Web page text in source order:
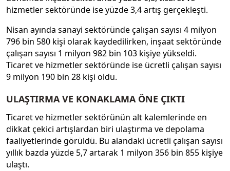
hizmetler sektöründe ise yüzde 3,4 artış gerçekleşti.
Nisan ayında sanayi sektöründe çalışan sayısı 4 milyon
796 bin 580 kişi olarak kaydedilirken, inşaat sektöründe
çalışan sayısı 1 milyon 982 bin 103 kişiye yükseldi.
Ticaret ve hizmetler sektöründe ise ücretli çalışan sayısı
9 milyon 190 bin 28 kişi oldu.
ULAŞTIRMA VE KONAKLAMA ÖNE ÇIKTI
Ticaret ve hizmetler sektörünün alt kalemlerinde en
dikkat çekici artışlardan biri ulaştırma ve depolama
faaliyetlerinde görüldü. Bu alandaki ücretli çalışan sayısı
yıllık bazda yüzde 5,7 artarak 1 milyon 356 bin 855 kişiye
ulaştı.